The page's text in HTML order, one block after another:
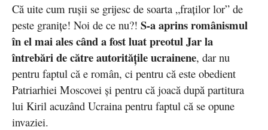
Că uite cum rușii se grijesc de soarta „fraților lor” de
peste granițe! Noi de ce nu?! S-a aprins românismul
în el mai ales când a fost luat preotul Jar la
întrebări de către autoritățile ucrainene, dar nu
pentru faptul că e român, ci pentru că este obedient
Patriarhiei Moscovei și pentru că joacă după partitura
lui Kiril acuzând Ucraina pentru faptul că se opune
invaziei.